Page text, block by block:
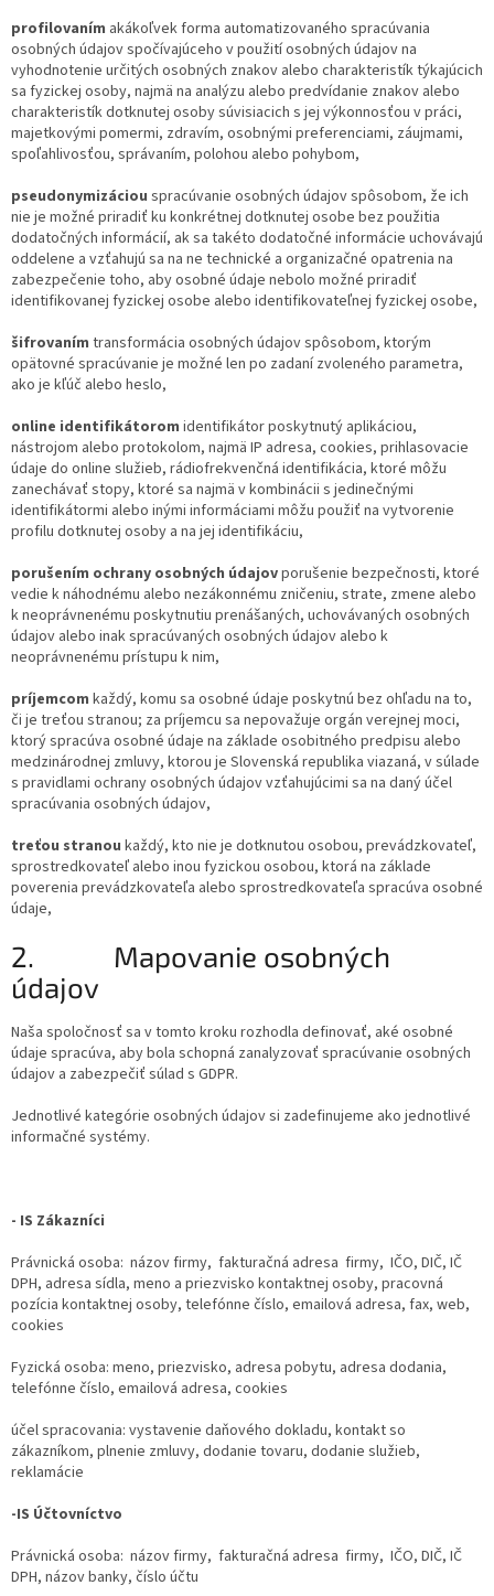
profilovaním akákoľvek forma automatizovaného spracúvania
osobných údajov spočívajúceho v použití osobných údajov na
vyhodnotenie určitých osobných znakov alebo charakteristík týkajúcich
sa fyzickej osoby, najmä na analýzu alebo predvídanie znakov alebo
charakteristík dotknutej osoby súvisiacich s jej výkonnosťou v práci,
majetkovými pomermi, zdravím, osobnými preferenciami, záujmami,
spoľahlivosťou, správaním, polohou alebo pohybom,
pseudonymizáciou spracúvanie osobných údajov spôsobom, že ich
nie je možné priradiť ku konkrétnej dotknutej osobe bez použitia
dodatočných informácií, ak sa takéto dodatočné informácie uchovávajú
oddelene a vzťahujú sa na ne technické a organizačné opatrenia na
zabezpečenie toho, aby osobné údaje nebolo možné priradiť
identifikovanej fyzickej osobe alebo identifikovateľnej fyzickej osobe,
šifrovaním transformácia osobných údajov spôsobom, ktorým
opätovné spracúvanie je možné len po zadaní zvoleného parametra,
ako je kľúč alebo heslo,
online identifikátorom identifikátor poskytnutý aplikáciou,
nástrojom alebo protokolom, najmä IP adresa, cookies, prihlasovacie
údaje do online služieb, rádiofrekvenčná identifikácia, ktoré môžu
zanechávať stopy, ktoré sa najmä v kombinácii s jedinečnými
identifikátormi alebo inými informáciami môžu použiť na vytvorenie
profilu dotknutej osoby a na jej identifikáciu,
porušením ochrany osobných údajovporušenie bezpečnosti, ktoré
vedie k náhodnému alebo nezákonnému zničeniu, strate, zmene alebo
k neoprávnenému poskytnutiu prenášaných, uchovávaných osobných
údajov alebo inak spracúvaných osobných údajov alebo k
neoprávnenému prístupu k nim,
príjemcom každý, komu sa osobné údaje poskytnú bez ohľadu na to,
či je treťou stranou; za príjemcu sa nepovažuje orgán verejnej moci,
ktorý spracúva osobné údaje na základe osobitného predpisu alebo
medzinárodnej zmluvy, ktorou je Slovenská republika viazaná, v súlade
s pravidlami ochrany osobných údajov vzťahujúcimi sa na daný účel
spracúvania osobných údajov,
treťou stranou každý, kto nie je dotknutou osobou, prevádzkovateľ,
sprostredkovateľ alebo inou fyzickou osobou, ktorá na základe
poverenia prevádzkovateľa alebo sprostredkovateľa spracúva osobné
údaje,
2. Mapovanie osobných
údajov
Naša spoločnosť sa v tomto kroku rozhodla definovať, aké osobné
údaje spracúva, aby bola schopná zanalyzovať spracúvanie osobných
údajov a zabezpečiť súlad s GDPR.
Jednotlivé kategórie osobných údajov si zadefinujeme ako jednotlivé
informačné systémy.
- IS Zákazníci
Právnická osoba: názov firmy, fakturačná adresa firmy, IČO, DIČ, IČ
DPH, adresa sídla, meno a priezvisko kontaktnej osoby, pracovná
pozícia kontaktnej osoby, telefónne číslo, emailová adresa, fax, web,
cookies
Fyzická osoba: meno, priezvisko, adresa pobytu, adresa dodania,
telefónne číslo, emailová adresa, cookies
účel spracovania: vystavenie daňového dokladu, kontakt so
zákazníkom, plnenie zmluvy, dodanie tovaru, dodanie služieb,
reklamácie
-IS Účtovníctvo
Právnická osoba: názov firmy, fakturačná adresa firmy, IČO, DIČ, IČ
DPH, názov banky, číslo účtu